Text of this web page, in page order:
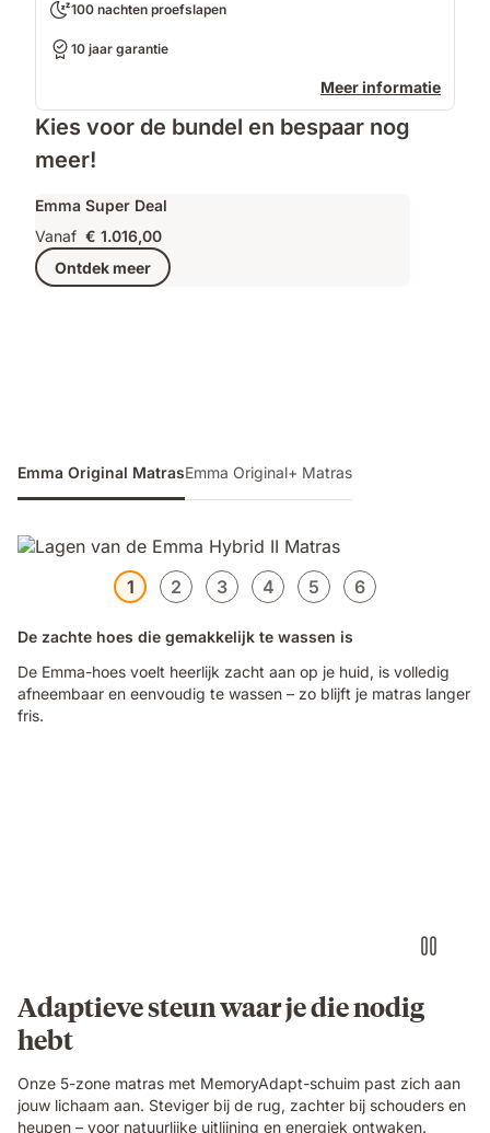
100 nachten proefslapen
10 jaar garantie
Meer informatie
Kies voor de bundel en bespaar nog
meer!
Emma Super Deal
Vanaf € 1.016,00
Ontdek meer
Emma Original MatrasEmma Original+ Matras
1 2 3 4 5 6
De zachte hoes die gemakkelijk te wassen is
De Emma-hoes voelt heerlijk zacht aan op je huid, is volledig
afneembaar en eenvoudig te wassen – zo blijft je matras langer
fris.
Adaptieve steun waar je die nodig
hebt
Onze 5-zone matras met MemoryAdapt-schuim past zich aan
jouw lichaam aan. Steviger bij de rug, zachter bij schouders en
heupen – voor natuurlijke uitlijning en energiek ontwaken.